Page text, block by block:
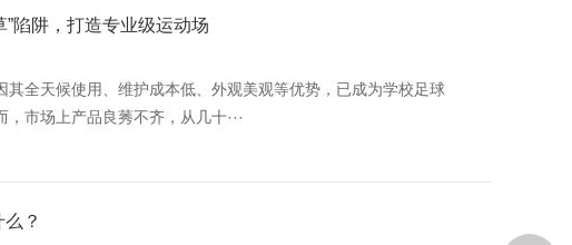
陷阱，打造专业级运动场
其全天候使用、维护成本低、外观美观等优势，已成为学校足球
市场上产品良莠不齐，从几十···
？